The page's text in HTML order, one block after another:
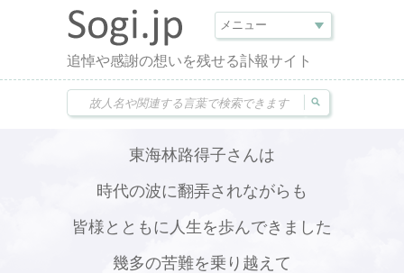
追悼や感謝の想いを残せる訃報サイト
東海林路得子さんは
時代の波に翻弄されながらも
皆様とともに人生を歩んできました
幾多の苦難を乗り越えて